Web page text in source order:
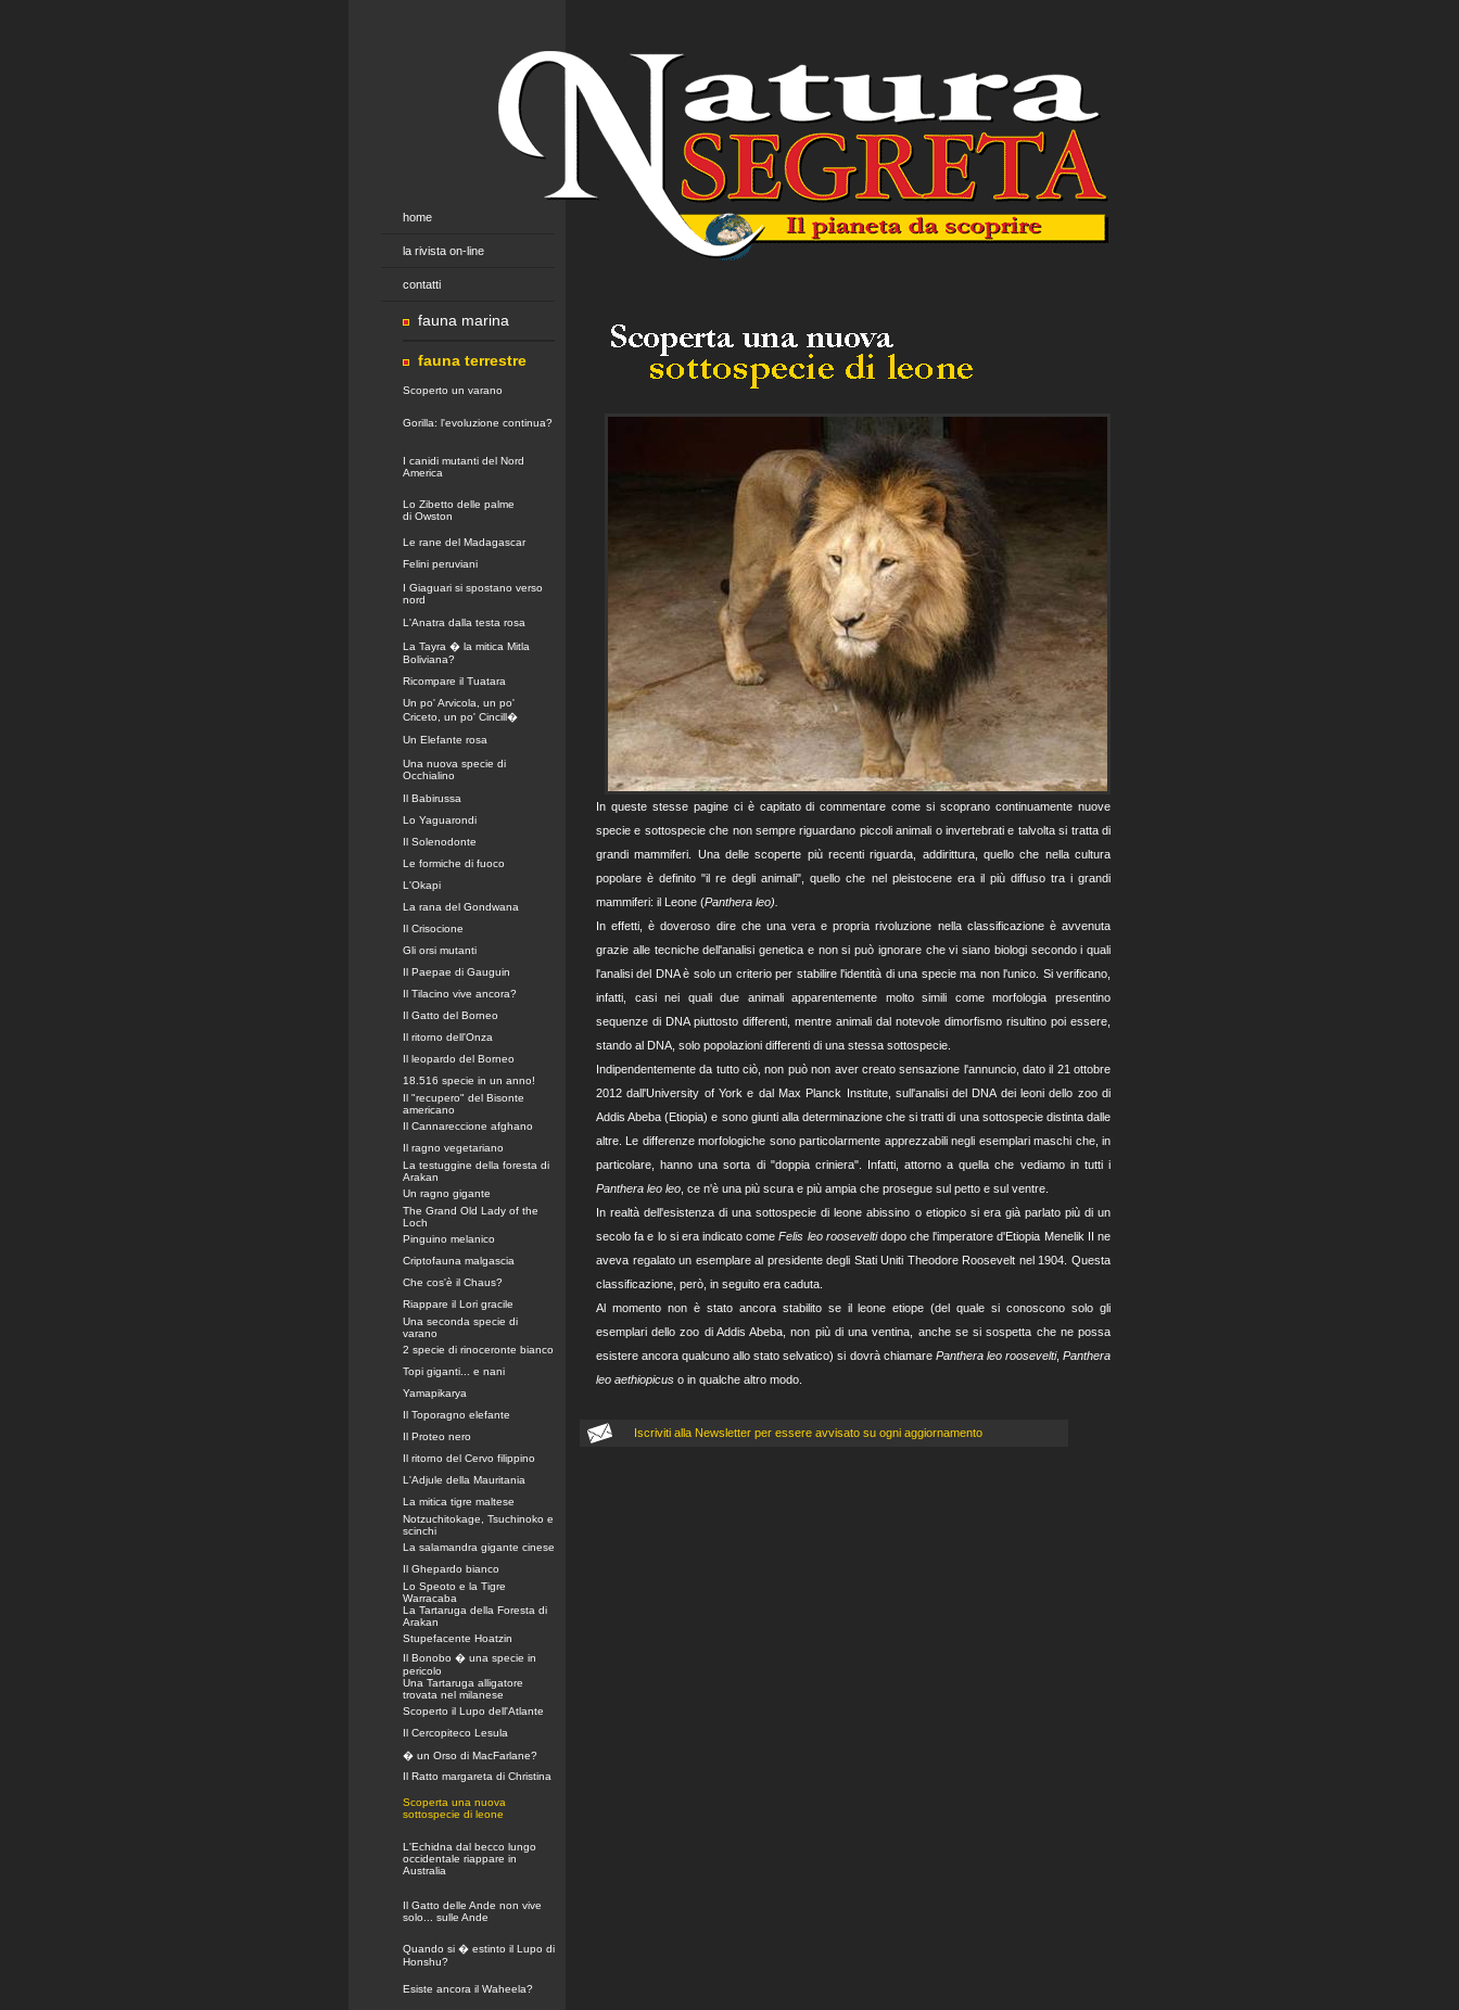
home
la rivista on-line
contatti
fauna marina
fauna terrestre
Scoperto un varano
Gorilla: l'evoluzione continua?
I canidi mutanti del Nord
America
Lo Zibetto delle palme
di Owston
Le rane del Madagascar
Felini peruviani
I Giaguari si spostano verso
nord
L'Anatra dalla testa rosa
La Tayra � la mitica Mitla
Boliviana?
Ricompare il Tuatara
Un po' Arvicola, un po'
Criceto, un po' Cincill�
Un Elefante rosa
Una nuova specie di
Occhialino
Il Babirussa
Lo Yaguarondi
Il Solenodonte
Le formiche di fuoco
L'Okapi
La rana del Gondwana
Il Crisocione
Gli orsi mutanti
Il Paepae di Gauguin
Il Tilacino vive ancora?
Il Gatto del Borneo
Il ritorno dell'Onza
Il leopardo del Borneo
18.516 specie in un anno!
Il "recupero" del Bisonte
americano
Il Cannareccione afghano
Il ragno vegetariano
La testuggine della foresta di
Arakan
Un ragno gigante
The Grand Old Lady of the
Loch
Pinguino melanico
Criptofauna malgascia
Che cos'è il Chaus?
Riappare il Lori gracile
Una seconda specie di
varano
2 specie di rinoceronte bianco
Topi giganti... e nani
Yamapikarya
Il Toporagno elefante
Il Proteo nero
Il ritorno del Cervo filippino
L'Adjule della Mauritania
La mitica tigre maltese
Notzuchitokage, Tsuchinoko e
scinchi
La salamandra gigante cinese
Il Ghepardo bianco
Lo Speoto e la Tigre
Warracaba
La Tartaruga della Foresta di
Arakan
Stupefacente Hoatzin
Il Bonobo � una specie in
pericolo
Una Tartaruga alligatore
trovata nel milanese
Scoperto il Lupo dell'Atlante
Il Cercopiteco Lesula
� un Orso di MacFarlane?
Il Ratto margareta di Christina
Scoperta una nuova
sottospecie di leone
L'Echidna dal becco lungo
occidentale riappare in
Australia
Il Gatto delle Ande non vive
solo... sulle Ande
Quando si � estinto il Lupo di
Honshu?
Esiste ancora il Waheela?
In queste stesse pagine ci è capitato di commentare come si scoprano continuamente nuove
specie e sottospecie che non sempre riguardano piccoli animali o invertebrati e talvolta si tratta di
grandi mammiferi. Una delle scoperte più recenti riguarda, addirittura, quello che nella cultura
popolare è definito "il re degli animali", quello che nel pleistocene era il più diffuso tra i grandi
mammiferi: il Leone (Panthera leo).
In effetti, è doveroso dire che una vera e propria rivoluzione nella classificazione è avvenuta
grazie alle tecniche dell'analisi genetica e non si può ignorare che vi siano biologi secondo i quali
l'analisi del DNA è solo un criterio per stabilire l'identità di una specie ma non l'unico. Si verificano,
infatti, casi nei quali due animali apparentemente molto simili come morfologia presentino
sequenze di DNA piuttosto differenti, mentre animali dal notevole dimorfismo risultino poi essere,
stando al DNA, solo popolazioni differenti di una stessa sottospecie.
Indipendentemente da tutto ciò, non può non aver creato sensazione l'annuncio, dato il 21 ottobre
2012 dall'University of York e dal Max Planck Institute, sull'analisi del DNA dei leoni dello zoo di
Addis Abeba (Etiopia) e sono giunti alla determinazione che si tratti di una sottospecie distinta dalle
altre. Le differenze morfologiche sono particolarmente apprezzabili negli esemplari maschi che, in
particolare, hanno una sorta di "doppia criniera". Infatti, attorno a quella che vediamo in tutti i
Panthera leo leo , ce n'è una più scura e più ampia che prosegue sul petto e sul ventre.
In realtà dell'esistenza di una sottospecie di leone abissino o etiopico si era già parlato più di un
secolo fa e lo si era indicato comeFelis leo rooseveltidopo che l'imperatore d'Etiopia Menelik II ne
aveva regalato un esemplare al presidente degli Stati Uniti Theodore Roosevelt nel 1904. Questa
classificazione, però, in seguito era caduta.
Al momento non è stato ancora stabilito se il leone etiope (del quale si conoscono solo gli
esemplari dello zoo di Addis Abeba, non più di una ventina, anche se si sospetta che ne possa
esistere ancora qualcuno allo stato selvatico) si dovrà chiamare Panthera leo roosevelti,Panthera
leo aethiopicus o in qualche altro modo.
Iscriviti alla Newsletter per essere avvisato su ogni aggiornamento